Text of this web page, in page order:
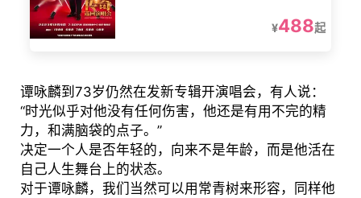
¥488起
谭咏麟到73岁仍然在发新专辑开演唱会，有人说：
“时光似乎对他没有任何伤害，他还是有用不完的精
力，和满脑袋的点子。”
决定一个人是否年轻的，向来不是年龄，而是他活在
自己人生舞台上的状态。
对于谭咏麟，我们当然可以用常青树来形容，同样他